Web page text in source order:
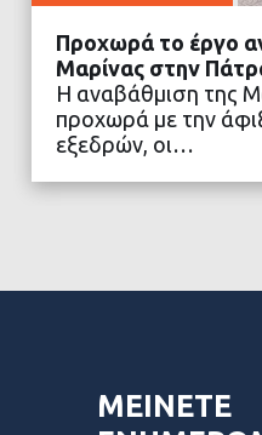
ΔΙΑΒΑΣΤΕ
Προχωρά το έργο
Μαρίνας στην
Η αναβάθμιση της
προχωρά με την
εξεδρών, οι…
ΜΕΙΝΕΤΕ